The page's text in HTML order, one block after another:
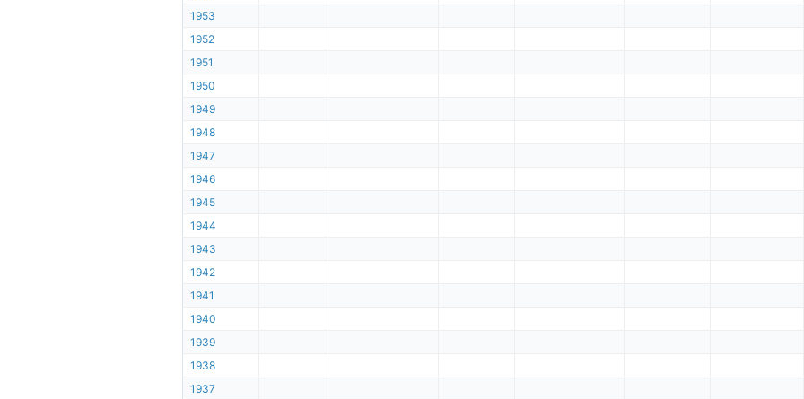
1953
1952
1951
1950
1949
1948
1947
1946
1945
1944
1943
1942
1941
1940
1939
1938
1937